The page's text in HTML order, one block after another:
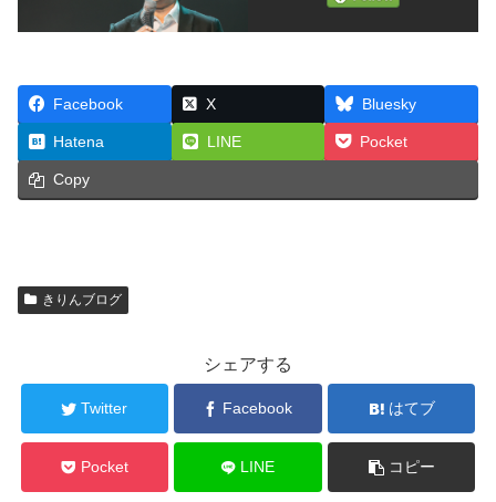
Facebook X Bluesky
Hatena LINE Pocket
Copy
きりんブログ
シェアする
Twitter Facebook はてブ
Pocket LINE コピー